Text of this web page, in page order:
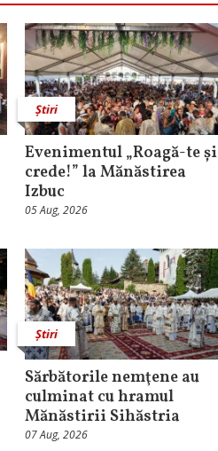
Știri
Evenimentul „Roagă-te și
crede!” la Mănăstirea
Izbuc
05 Aug, 2026
Știri
Sărbătorile nemţene au
culminat cu hramul
Mănăstirii Sihăstria
07 Aug, 2026